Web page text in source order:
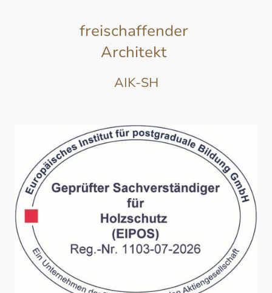
freischaffender
Architekt
AIK-SH